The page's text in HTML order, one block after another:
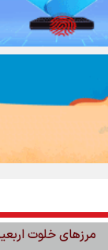
مرزهای خلوت